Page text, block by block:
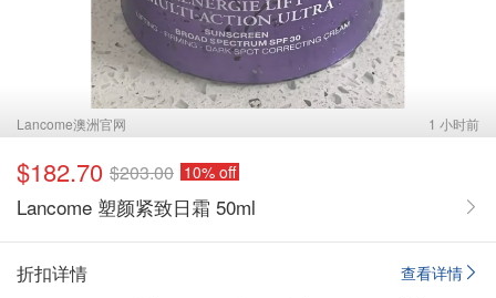
Lancome澳洲官网 1 小时前
$182.70 $203.00 10% off
Lancome 塑颜紧致日霜 50ml
查看详情
折扣详情